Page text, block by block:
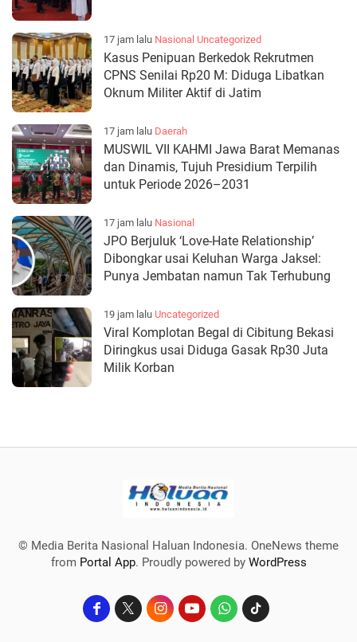
17 jam lalu Nasional Uncategorized
Kasus Penipuan Berkedok Rekrutmen
CPNS Senilai Rp20 M: Diduga Libatkan
Oknum Militer Aktif di Jatim
17 jam lalu Daerah
MUSWIL VII KAHMI Jawa Barat Memanas
dan Dinamis, Tujuh Presidium Terpilih
untuk Periode 2026–2031
17 jam lalu Nasional
JPO Berjuluk ‘Love-Hate Relationship’
Dibongkar usai Keluhan Warga Jaksel:
Punya Jembatan namun Tak Terhubung
19 jam lalu Uncategorized
Viral Komplotan Begal di Cibitung Bekasi
Diringkus usai Diduga Gasak Rp30 Juta
Milik Korban
© Media Berita Nasional Haluan Indonesia. OneNews theme
from Portal App. Proudly powered by WordPress